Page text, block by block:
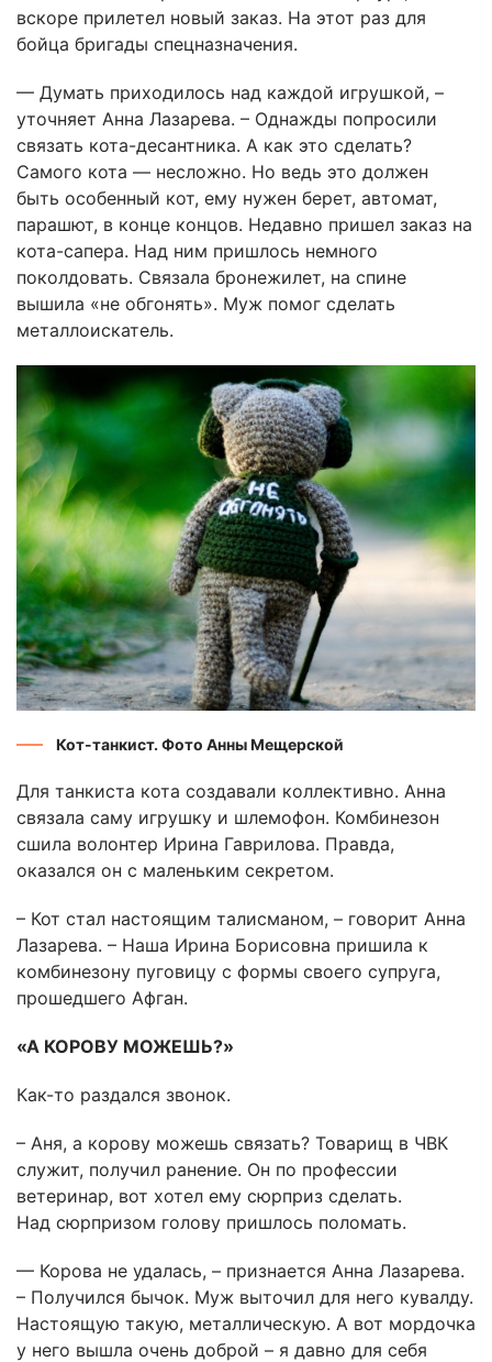
вскоре прилетел новый заказ. На этот раз для
бойца бригады спецназначения.
— Думать приходилось над каждой игрушкой, –
уточняет Анна Лазарева. – Однажды попросили
связать кота-десантника. А как это сделать?
Самого кота — несложно. Но ведь это должен
быть особенный кот, ему нужен берет, автомат,
парашют, в конце концов. Недавно пришел заказ на
кота-сапера. Над ним пришлось немного
поколдовать. Связала бронежилет, на спине
вышила «не обгонять». Муж помог сделать
металлоискатель.
Кот-танкист. Фото Анны Мещерской
Для танкиста кота создавали коллективно. Анна
связала саму игрушку и шлемофон. Комбинезон
сшила волонтер Ирина Гаврилова. Правда,
оказался он с маленьким секретом.
– Кот стал настоящим талисманом, – говорит Анна
Лазарева. – Наша Ирина Борисовна пришила к
комбинезону пуговицу с формы своего супруга,
прошедшего Афган.
«А КОРОВУ МОЖЕШЬ?»
Как-то раздался звонок.
– Аня, а корову можешь связать? Товарищ в ЧВК
служит, получил ранение. Он по профессии
ветеринар, вот хотел ему сюрприз сделать.
Над сюрпризом голову пришлось поломать.
— Корова не удалась, – признается Анна Лазарева.
– Получился бычок. Муж выточил для него кувалду.
Настоящую такую, металлическую. А вот мордочка
у него вышла очень доброй – я давно для себя